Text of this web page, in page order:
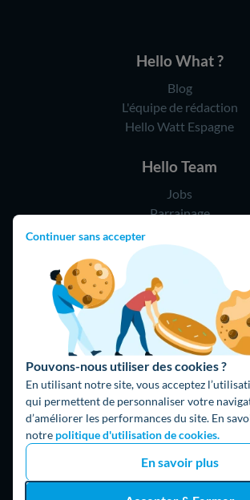
Continuer sans accepter
Pouvons-nous utiliser des cookies ?
En utilisant notre site, vous acceptez
qui permettent de personnaliser votre
d’améliorer les performances du site. En
notre politique d'utilisation de cookies.
En savoir plus
Hello What ?
Blog
L'équipe de rédaction
Hello Watt Espagne
Hello Team
Jobs
Parrainage
Rejoindre notre réseau
09 75 18 60 60
(8h-21h)
75018 Paris
Fait avec ⚡ par Hello Watt
© 2026 Hello Watt |CGU|Mentions